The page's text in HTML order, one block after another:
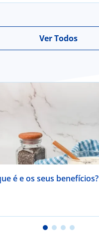
Ver Todos
é e os seus benefícios?